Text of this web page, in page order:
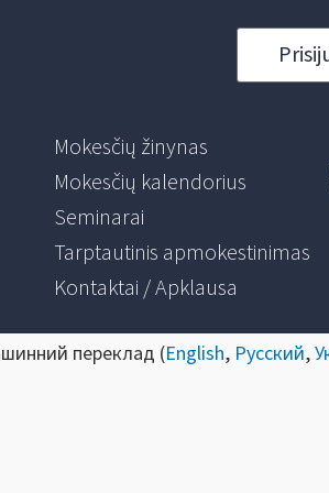
Mokesčių žinynas
Mokesčių kalendorius
Seminarai
Tarptautinis apmokestinimas
Kontaktai / Apklausa
переклад (English, Русский,